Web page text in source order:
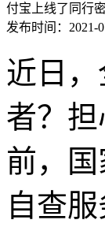
付宝上线了同行
发布时间：
近日
者？
前，
自查